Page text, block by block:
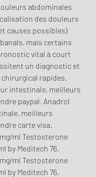
abdominales
des douleurs
causes possibles)
mais certains
vital à court
un diagnostic et
rapides.
intestinale, meilleurs
paypal. Anadrol
meilleurs
carte visa.
ml Testosterone
by Meditech 76.
ml Testosterone
by Meditech 76.